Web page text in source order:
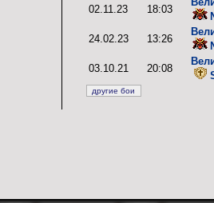
02.11.23
18:03
24.02.23
13:26
03.10.21
20:08